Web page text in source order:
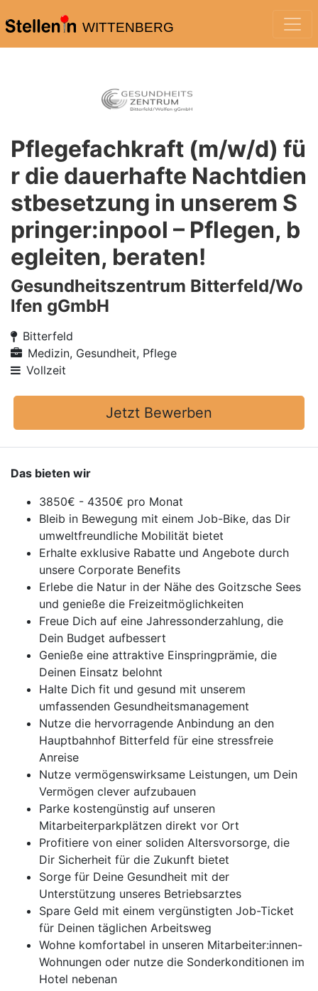
WITTENBERG
Pflegefachkraft (m/w/d) fü
r die dauerhafte Nachtdien
stbesetzung in unserem S
pringer:inpool – Pflegen, b
egleiten, beraten!
Gesundheitszentrum Bitterfeld/Wo
lfen gGmbH
Bitterfeld
Medizin, Gesundheit, Pflege
Vollzeit
Jetzt Bewerben
Das bieten wir
3850€ - 4350€ pro Monat
Bleib in Bewegung mit einem Job-Bike, das Dir
umweltfreundliche Mobilität bietet
Erhalte exklusive Rabatte und Angebote durch
unsere Corporate Benefits
Erlebe die Natur in der Nähe des Goitzsche Sees
und genieße die Freizeitmöglichkeiten
Freue Dich auf eine Jahressonderzahlung, die
Dein Budget aufbessert
Genieße eine attraktive Einspringprämie, die
Deinen Einsatz belohnt
Halte Dich fit und gesund mit unserem
umfassenden Gesundheitsmanagement
Nutze die hervorragende Anbindung an den
Hauptbahnhof Bitterfeld für eine stressfreie
Anreise
Nutze vermögenswirksame Leistungen, um Dein
Vermögen clever aufzubauen
Parke kostengünstig auf unseren
Mitarbeiterparkplätzen direkt vor Ort
Profitiere von einer soliden Altersvorsorge, die
Dir Sicherheit für die Zukunft bietet
Sorge für Deine Gesundheit mit der
Unterstützung unseres Betriebsarztes
Spare Geld mit einem vergünstigten Job-Ticket
für Deinen täglichen Arbeitsweg
Wohne komfortabel in unseren Mitarbeiter:innen-
Wohnungen oder nutze die Sonderkonditionen im
Hotel nebenan